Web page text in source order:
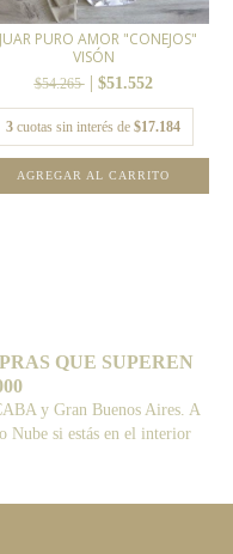
PURO AMOR "CONEJOS"
VISÓN
$54.265 $51.552
3 cuotas sin interés de $17.184
AGREGAR AL CARRITO
QUE SUPEREN
y Gran Buenos Aires. A
Nube si estás en el interior